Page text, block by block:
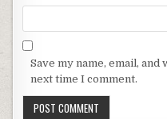
Save my name, email,
next time I comment.